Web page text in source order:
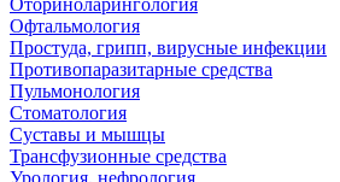
Оториноларингология
Офтальмология
Простуда, грипп, вирусные инфекции
Противопаразитарные средства
Пульмонология
Стоматология
Суставы и мышцы
Трансфузионные средства
Урология, нефрология